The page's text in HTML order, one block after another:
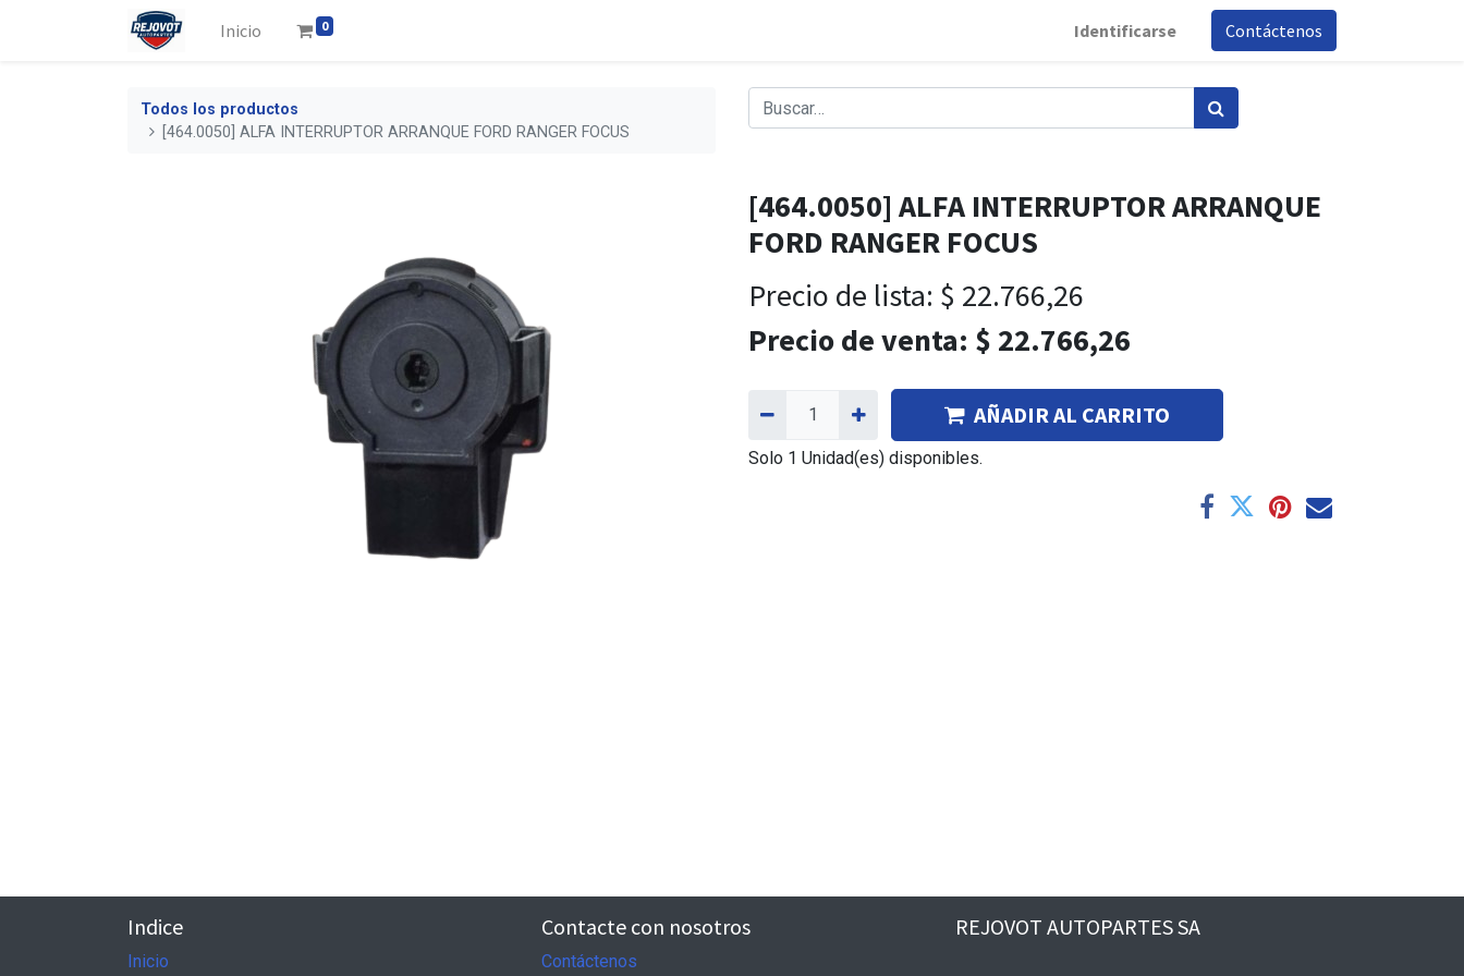
Inicio 0 Identificarse Contáctenos
Todos los productos
[464.0050] ALFA INTERRUPTOR ARRANQUE FORD RANGER FOCUS
[464.0050] ALFA INTERRUPTOR ARRANQUE
FORD RANGER FOCUS
Precio de lista: $ 22.766,26
Precio de venta: $ 22.766,26
AÑADIR AL CARRITO
Solo 1 Unidad(es) disponibles.
Indice
Inicio
Contacte con nosotros
Contáctenos
REJOVOT AUTOPARTES SA